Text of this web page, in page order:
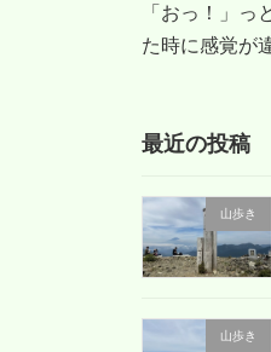
「おっ！」っ
た時に感覚が
最近の投稿
山歩き
山歩き